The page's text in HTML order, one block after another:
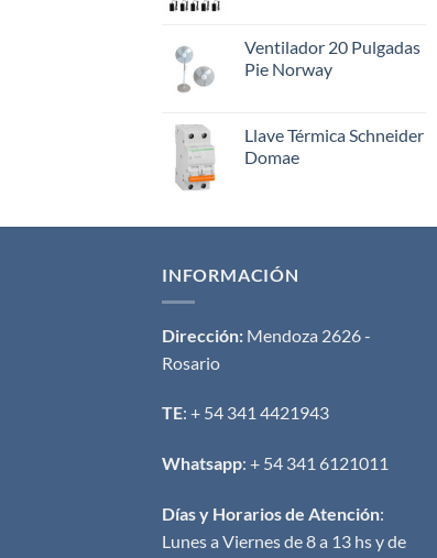
Ventilador 20 Pulgadas
Pie Norway
Llave Térmica Schneider
Domae
INFORMACIÓN
Dirección: Mendoza 2626 -
Rosario
TE: + 54 341 4421943
Whatsapp: + 54 341 6121011
Días y Horarios de Atención:
Lunes a Viernes de 8 a 13 hs y de